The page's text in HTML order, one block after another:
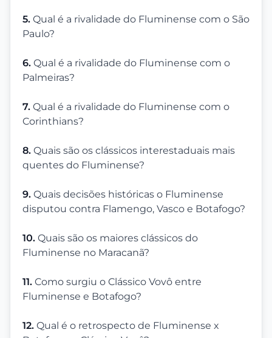
5. Qual é a rivalidade do Fluminense com o São
Paulo?
6. Qual é a rivalidade do Fluminense com o
Palmeiras?
7. Qual é a rivalidade do Fluminense com o
Corinthians?
8. Quais são os clássicos interestaduais mais
quentes do Fluminense?
9. Quais decisões históricas o Fluminense
disputou contra Flamengo, Vasco e Botafogo?
10. Quais são os maiores clássicos do
Fluminense no Maracanã?
11. Como surgiu o Clássico Vovô entre
Fluminense e Botafogo?
12. Qual é o retrospecto de Fluminense x